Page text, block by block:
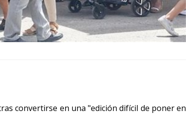
convertirse en una "edición difícil de poner en